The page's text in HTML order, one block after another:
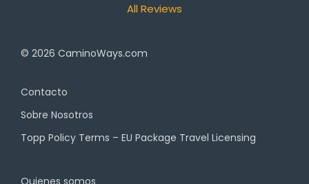
All Reviews
© 2026 CaminoWays.com
Contacto
Sobre Nosotros
Topp Policy Terms – EU Package Travel Licensing
Quienes somos